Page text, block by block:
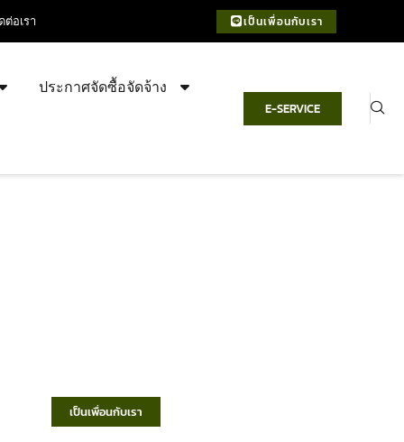
ต่อเรา เป็นเพื่อนกับเรา
ประกาศจัดซื้อจัดจ้าง
E-SERVICE
เป็นเพื่อนกับเรา